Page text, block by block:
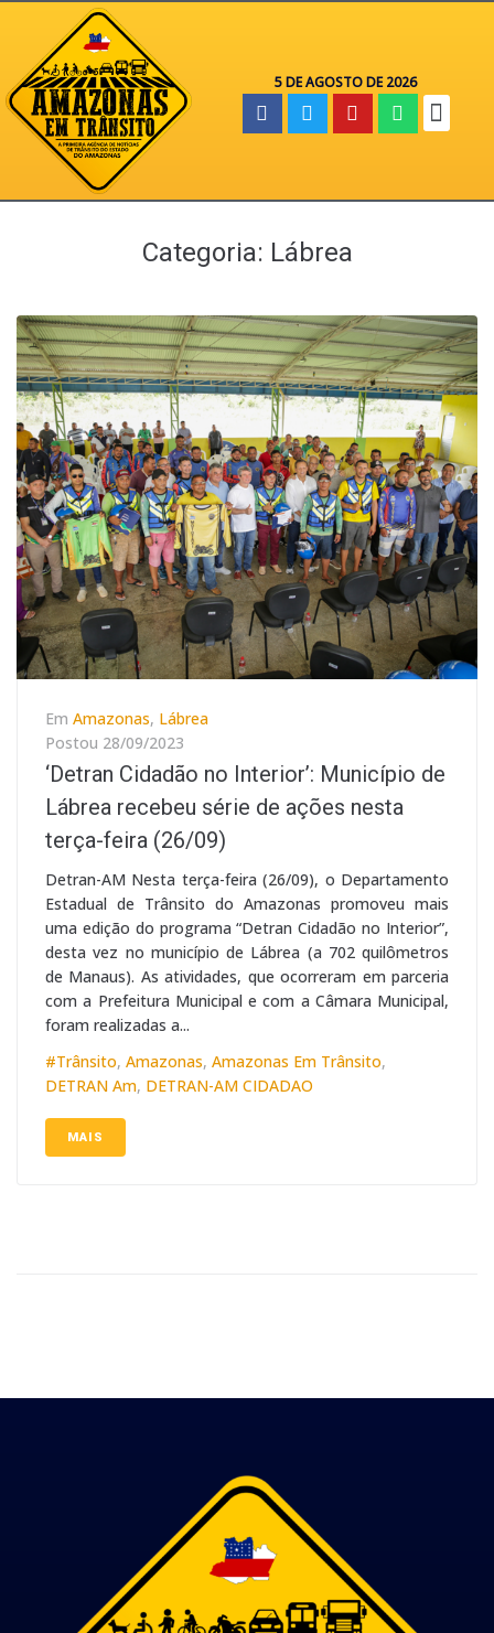
5 DE AGOSTO DE 2026
Categoria: Lábrea
Em Amazonas, Lábrea
Postou 28/09/2023
‘Detran Cidadão no Interior’: Município de
Lábrea recebeu série de ações nesta
terça-feira (26/09)
Detran-AM Nesta terça-feira (26/09), o Departamento
Estadual de Trânsito do Amazonas promoveu mais
uma edição do programa “Detran Cidadão no Interior”,
desta vez no município de Lábrea (a 702 quilômetros
de Manaus). As atividades, que ocorreram em parceria
com a Prefeitura Municipal e com a Câmara Municipal,
foram realizadas a...
#trânsito, Amazonas, Amazonas Em Trânsito,
DETRAN Am, DETRAN-AM CIDADAO
MAIS